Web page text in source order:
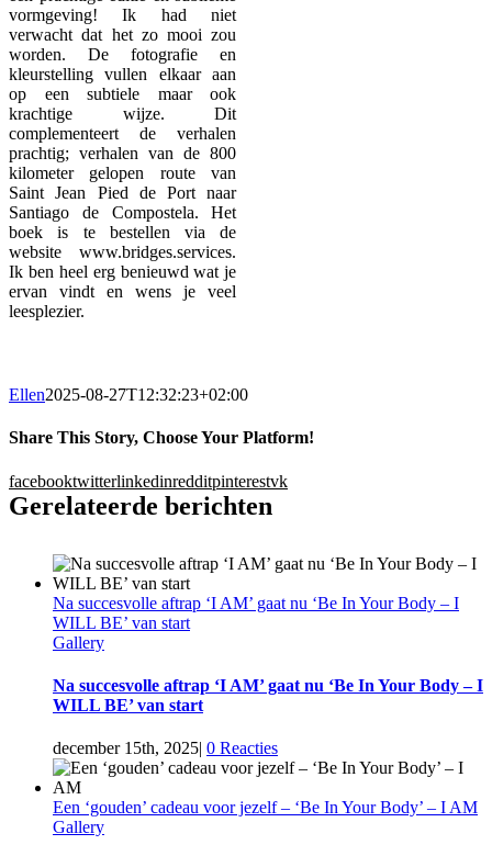
vormgeving! Ik had niet
verwacht dat het zo mooi zou
worden. De fotografie en
kleurstelling vullen elkaar aan
op een subtiele maar ook
krachtige wijze. Dit
complementeert de verhalen
prachtig; verhalen van de 800
kilometer gelopen route van
Saint Jean Pied de Port naar
Santiago de Compostela. Het
boek is te bestellen via de
website www.bridges.services.
Ik ben heel erg benieuwd wat je
ervan vindt en wens je veel
leesplezier.
Ellen2025-08-27T12:32:23+02:00
Share This Story, Choose Your Platform!
facebooktwitterlinkedinredditpinterestvk
Gerelateerde berichten
Na succesvolle aftrap ‘I AM’ gaat nu ‘Be In Your Body – I
WILL BE’ van start
Gallery
Na succesvolle aftrap ‘I AM’ gaat nu ‘Be In Your Body – I
WILL BE’ van start
december 15th, 2025| 0 Reacties
Een ‘gouden’ cadeau voor jezelf – ‘Be In Your Body’ – I AM
Gallery